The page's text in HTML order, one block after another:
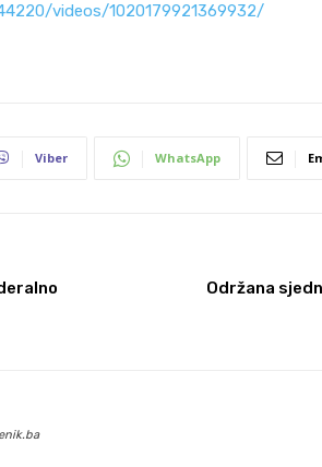
videos/1020179921369932/
Viber WhatsApp
Održana